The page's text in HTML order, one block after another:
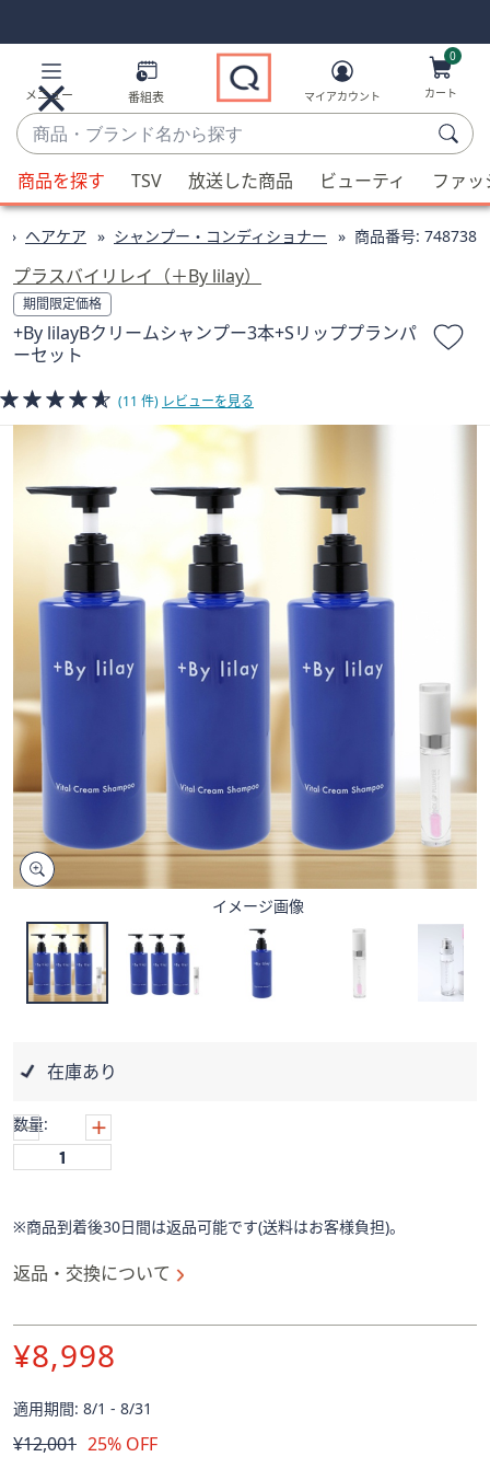
Links
Links2
メニュー 番組表
商
品・
ブ
ラ
ン
名
か
ら
探
す
候
補
利
用
可
能
な
合、
上
の
タ
ッ
チ
デ
バ
ス
で
右
に
ス
ワ
プ
て
閲
覧
き
す。
マイアカウント
0
カート
商品を探す TSV 放送した商品 ビューティ ファ
ヘアケア シャンプー・コンディショナー 商品番号: 748738
プラスバイリレイ（＋By lilay）
期間限定価格
+By lilayBクリームシャンプー3本+Sリッププランパ
ーセット
(11 件) レビューを見る
イメージ画像
在庫あり
数量:
※商品到着後30日間は返品可能です(送料はお客様負担)。
返品・交換について
¥8,998
適用期間: 8/1 - 8/31
削
¥12,001 25% OFF